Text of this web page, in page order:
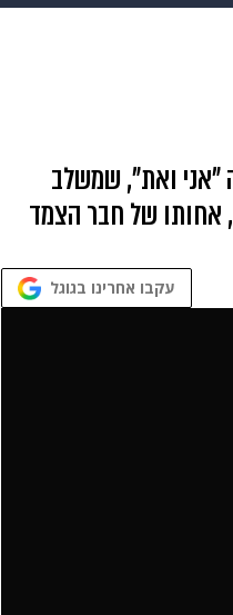
"אני ואת", שמשלב
ליהי גרמה, אחותו של חבר הצמד
עקבו אחרינו בגוגל